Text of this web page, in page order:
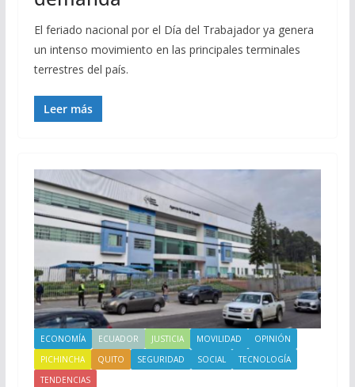
El feriado nacional por el Día del Trabajador ya genera
un intenso movimiento en las principales terminales
terrestres del país.
Leer más
ECONOMÍA ECUADOR JUSTICIA MOVILIDAD
OPINIÓN
PICHINCHA
QUITO SEGURIDAD SOCIAL
TECNOLOGÍA
TENDENCIAS